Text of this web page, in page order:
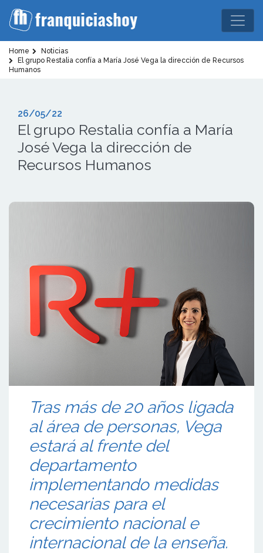
Home
Noticias
El grupo Restalia confía a María José Vega la dirección de Recursos
Humanos
26/05/22
El grupo Restalia confía a María
José Vega la dirección de
Recursos Humanos
Tras más de 20 años ligada
al área de personas, Vega
estará al frente del
departamento
implementando medidas
necesarias para el
crecimiento nacional e
internacional de la enseña.